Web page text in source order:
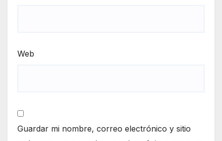
Web
Guardar mi nombre, correo electrónico y sitio